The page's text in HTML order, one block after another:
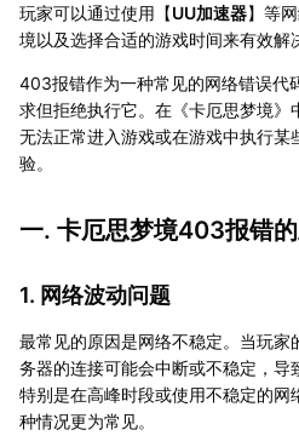
玩家可以通过使用【UU加速器】等
境以及选择合适的游戏时间来有效解
403报错作为一种常见的网络错误代
求但拒绝执行它。在《卡厄思梦境》
无法正常进入游戏或在游戏中执行某
验。
一. 卡厄思梦境403报错
1. 网络波动问题
最常见的原因是网络不稳定。当玩家
务器的连接可能会中断或不稳定，导
特别是在高峰时段或使用不稳定的
种情况更为常见。